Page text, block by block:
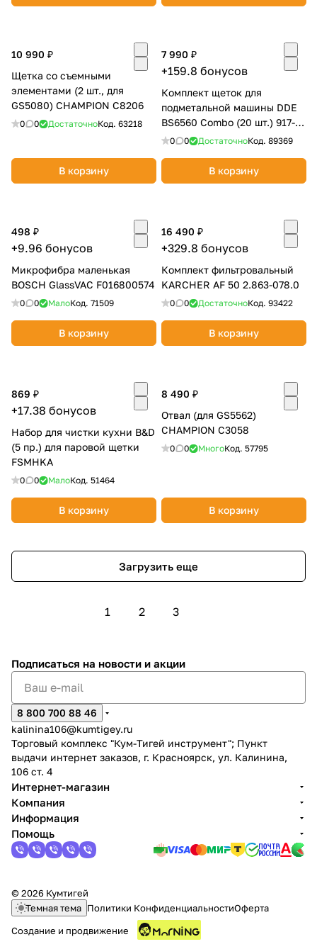
10 990 ₽
Щетка со съемными
элементами (2 шт., для
GS5080) CHAMPION C8206
0 0 ДостаточноКод. 63218
В корзину
7 990 ₽
+159.8 бонусов
Комплект щеток для
подметальной машины DDE
BS6560 Combo (20 шт.) 917-
032
0 0 ДостаточноКод. 89369
В корзину
498 ₽
+9.96 бонусов
Микрофибра маленькая
BOSCH GlassVAC F016800574
0 0 МалоКод. 71509
В корзину
16 490 ₽
+329.8 бонусов
Комплект фильтровальный
KARCHER AF 50 2.863-078.0
0 0 ДостаточноКод. 93422
В корзину
869 ₽
+17.38 бонусов
Набор для чистки кухни B&D
(5 пр.) для паровой щетки
FSMHKA
0 0 МалоКод. 51464
В корзину
8 490 ₽
Отвал (для GS5562)
CHAMPION C3058
0 0 МногоКод. 57795
В корзину
Загрузить еще
1 2 3
Подписаться на новости и акции
8 800 700 88 46
kalinina106@kumtigey.ru
Торговый комплекс "Кум-Тигей инструмент"; Пункт
выдачи интернет заказов, г. Красноярск, ул. Калинина,
106 ст. 4
Интернет-магазин
Компания
Информация
Помощь
© 2026 Кумтигей
Темная тема Политики КонфиденциальностиОферта
Создание и продвижение